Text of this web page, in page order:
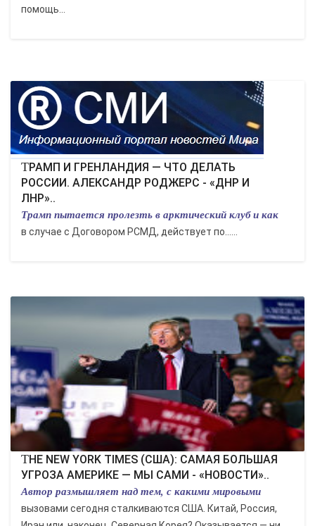
помощь...
ТРАМП И ГРЕНЛАНДИЯ — ЧТО ДЕЛАТЬ
РОССИИ. АЛЕКСАНДР РОДЖЕРС - «ДНР И
ЛНР»..
Трамп пытается пролезть в арктический клуб и как
в случае с Договором РСМД, действует по…...
THE NEW YORK TIMES (США): САМАЯ БОЛЬШАЯ
УГРОЗА АМЕРИКЕ — МЫ САМИ - «НОВОСТИ»..
Автор размышляет над тем, с какими мировыми
вызовами сегодня сталкиваются США. Китай, Россия,